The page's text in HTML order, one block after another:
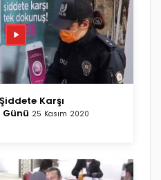
Karşı
25 Kasım 2020